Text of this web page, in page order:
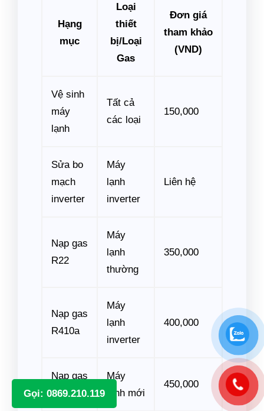
Gọi: 0869.210.119
Hạng
mục
Loại
thiết
bị/Loại
Gas
Đơn giá
tham khảo
(VND)
Vệ sinh
máy
lạnh
Tất cả
các loại
150,000
Sửa bo
mạch
inverter
Máy
lạnh
inverter
Liên hệ
Nạp gas
R22
Máy
lạnh
thường
350,000
Nạp gas
R410a
Máy
lạnh
inverter
400,000
Nạp gas
R32
Máy
lạnh mới
450,000